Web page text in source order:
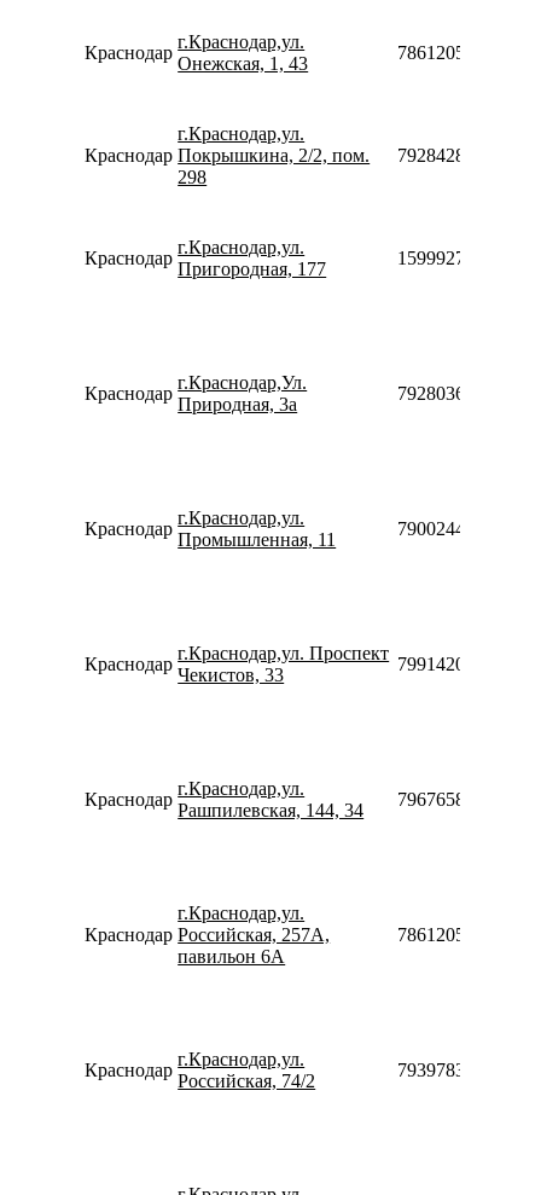
Краснодар
г.Краснодар,ул.
Онежская, 1, 43
78612050160
Краснодар
г.Краснодар,ул.
Покрышкина, 2/2, пом.
298
79284289090
Краснодар
г.Краснодар,ул.
Пригородная, 177
159992755870
Краснодар
г.Краснодар,Ул.
Природная, 3а
79280368517
Краснодар
г.Краснодар,ул.
Промышленная, 11
79002440077
Краснодар
г.Краснодар,ул. Проспект
Чекистов, 33
79914205677
Краснодар
г.Краснодар,ул.
Рашпилевская, 144, 34
79676589990
Краснодар
г.Краснодар,ул.
Российская, 257A,
павильон 6А
786120502103
Краснодар
г.Краснодар,ул.
Российская, 74/2
79397839551